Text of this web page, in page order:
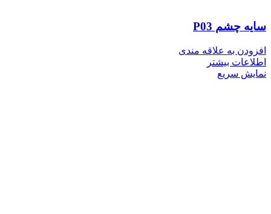
سایه چشم P03
افزودن به علاقه مندی
اطلاعات بیشتر
نمایش سریع